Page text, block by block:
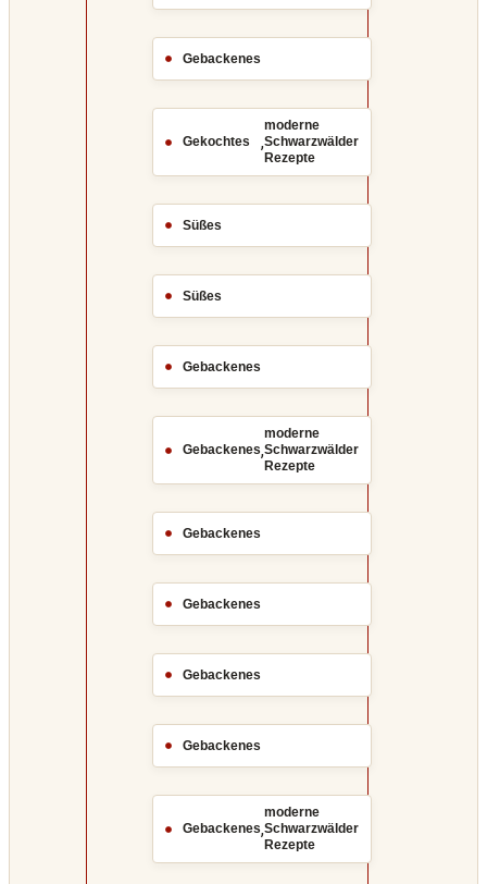
Gebackenes
Gekochtes ,
moderne
Schwarzwälder
Rezepte
Süßes
Süßes
Gebackenes
Gebackenes,
moderne
Schwarzwälder
Rezepte
Gebackenes
Gebackenes
Gebackenes
Gebackenes
Gebackenes,
moderne
Schwarzwälder
Rezepte